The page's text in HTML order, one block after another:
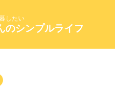
したい
のシンプルライフ